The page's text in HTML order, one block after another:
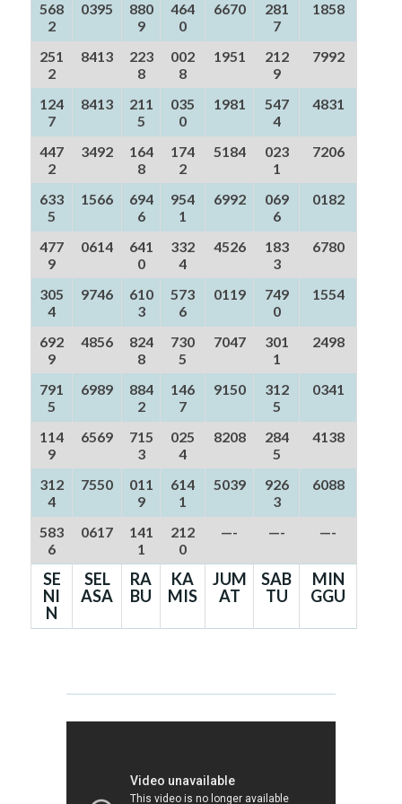
568
2
0395
880
9
464
0
6670
281
7
1858
251
2
8413
223
8
002
8
1951
212
9
7992
124
7
8413
211
5
035
0
1981
547
4
4831
447
2
3492
164
8
174
2
5184
023
1
7206
633
5
1566
694
6
954
1
6992
069
6
0182
477
9
0614
641
0
332
4
4526
183
3
6780
305
4
9746
610
3
573
6
0119
749
0
1554
692
9
4856
824
8
730
5
7047
301
1
2498
791
5
6989
884
2
146
7
9150
312
5
0341
114
9
6569
715
3
025
4
8208
284
5
4138
312
4
7550
011
9
614
1
5039
926
3
6088
583
6
0617
141
1
212
0
—- —- —-
SE
NI
N
SEL
ASA
RA
BU
KA
MIS
JUM
AT
SAB
TU
MIN
GGU